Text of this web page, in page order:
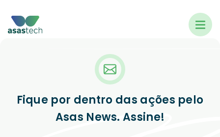
Fique por dentro das ações pelo
Asas News. Assine!